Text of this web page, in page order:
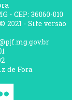
- CEP: 36060-010
2021 - Site versão
de Fora